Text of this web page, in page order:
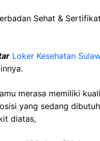
Sehat & Sertifikat
Loker Kesehatan
merasa memiliki
yang sedang
diatas,